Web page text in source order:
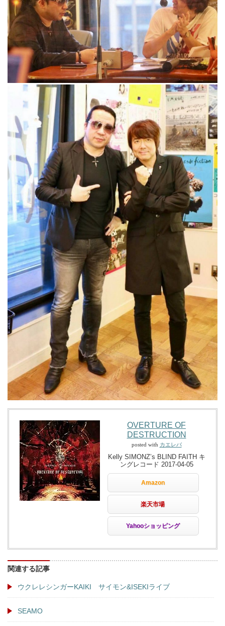
OVERTURE OF
DESTRUCTION
posted with カエレバ
Kelly SIMONZ’s BLIND FAITH キ
ングレコード 2017-04-05
Amazon
楽天市場
Yahooショッピング
関連する記事
ウクレレシンガーKAIKI サイモン&ISEKIライブ
SEAMO